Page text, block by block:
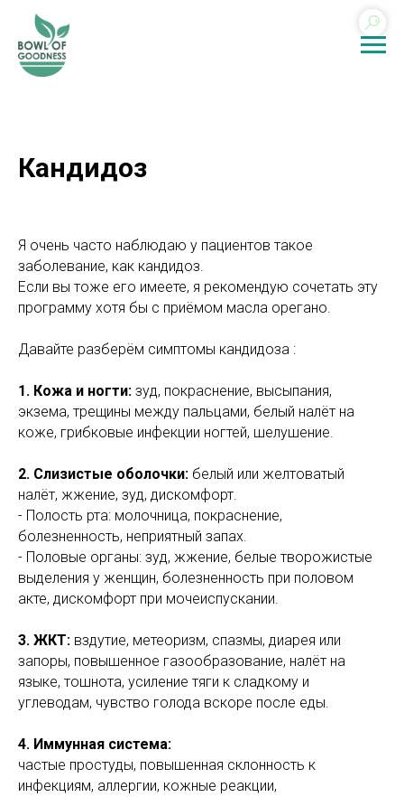
Кандидоз
Я очень часто наблюдаю у пациентов такое
заболевание, как кандидоз.
Если вы тоже его имеете, я рекомендую сочетать эту
программу хотя бы с приёмом масла орегано.
Давайте разберём симптомы кандидоза :
1. Кожа и ногти: зуд, покраснение, высыпания,
экзема, трещины между пальцами, белый налёт на
коже, грибковые инфекции ногтей, шелушение.
2. Слизистые оболочки: белый или желтоватый
налёт, жжение, зуд, дискомфорт.
- Полость рта: молочница, покраснение,
болезненность, неприятный запах.
- Половые органы: зуд, жжение, белые творожистые
выделения у женщин, болезненность при половом
акте, дискомфорт при мочеиспускании.
3. ЖКТ: вздутие, метеоризм, спазмы, диарея или
запоры, повышенное газообразование, налёт на
языке, тошнота, усиление тяги к сладкому и
углеводам, чувство голода вскоре после еды.
4. Иммунная система:
частые простуды, повышенная склонность к
инфекциям, аллергии, кожные реакции,